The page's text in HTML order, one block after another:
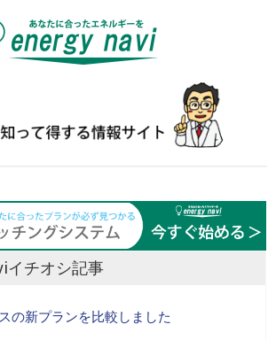
イチオシ記事
の新プランを比較しました